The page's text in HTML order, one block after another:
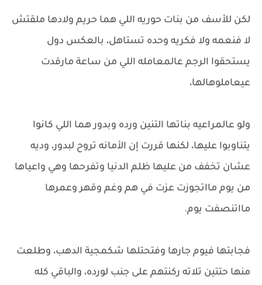
لكن للأسف من بنات حوريه اللي هما حريم ولادها ملقتش
لا فنعمه ولا فكريه وحده تستاهل، بالعكس دول
يستحقوا الرجم عالمعامله اللي من ساعة مارقدت
عيعاملوهالها،
ولو عالمراعيه بناتها التنين ورده وبدور هما اللي كانوا
يتناوبوا عليها، لكنها قررت إن الأمانه تروح لبدور، وديه
عشان تخفف من عليها ظلم الدنيا وتفرحها وهي واعياها
من يوم مااتجوزت عزت في هم وغم وقهر وعمرها
مااتنصفت يوم.
فجابتها فيوم جارها وفتحتلها شكمجية الدهب، وطلعت
منها حتتين تلاته ركنتهم على جنب لورده، والباقي كله